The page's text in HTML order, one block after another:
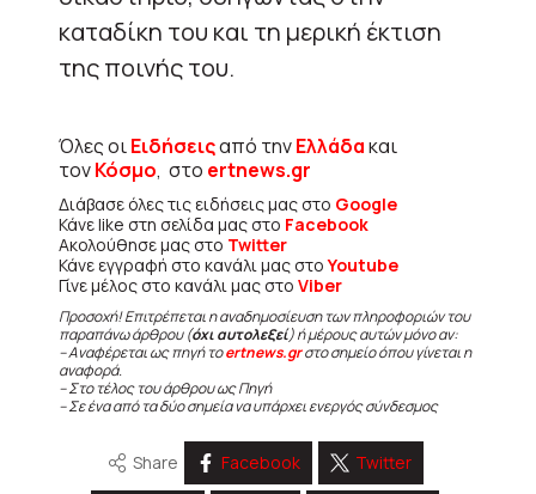
καταδίκη του και τη μερική έκτιση
της ποινής του.
Όλες οιΕιδήσειςαπό τηνΕλλάδακαι
τονΚόσμο, στο ertnews.gr
Διάβασε όλες τις ειδήσεις μας στο Google
Κάνε like στη σελίδα μας στο Facebook
Ακολούθησε μας στο Twitter
Κάνε εγγραφή στο κανάλι μας στοYoutube
Γίνε μέλος στο κανάλι μας στο Viber
Προσοχή! Επιτρέπεται η αναδημοσίευση των πληροφοριών του
παραπάνω άρθρου (όχι αυτολεξεί) ή μέρους αυτών μόνο αν:
– Αναφέρεται ως πηγή τοertnews.grστο σημείο όπου γίνεται η
αναφορά.
– Στο τέλος του άρθρου ως Πηγή
– Σε ένα από τα δύο σημεία να υπάρχει ενεργός σύνδεσμος
Share Facebook Twitter